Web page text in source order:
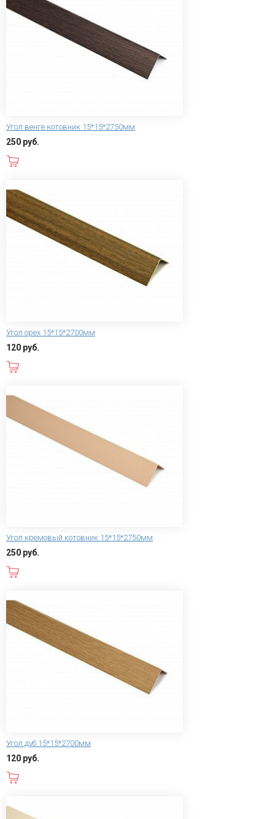
Угол венге котовник 15*15*2750мм
250 руб.
Угол орех 15*15*2700мм
120 руб.
Угол кремовый котовник 15*15*2750мм
250 руб.
Угол дуб 15*15*2700мм
120 руб.